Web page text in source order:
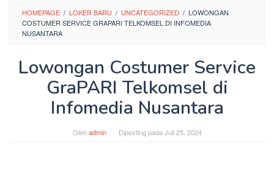
HOMEPAGE / LOKER BARU / UNCATEGORIZED / LOWONGAN
COSTUMER SERVICE GRAPARI TELKOMSEL DI INFOMEDIA
NUSANTARA
Lowongan Costumer Service
GraPARI Telkomsel di
Infomedia Nusantara
Olehadmin Diposting pada Juli 25, 2024